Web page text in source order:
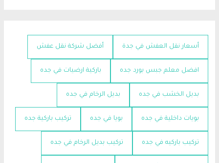
أسعار نقل العفش في جدة أفضل شركة نقل عفش
افضل معلم جبس بورد جده باركية ارضيات في جده
بديل الخشب في جده بديل الرخام في جده
بويات داخلية في جده بويا في جده تركيب باركية جده
تركيب باركيه في جده تركيب بديل الرخام في جده